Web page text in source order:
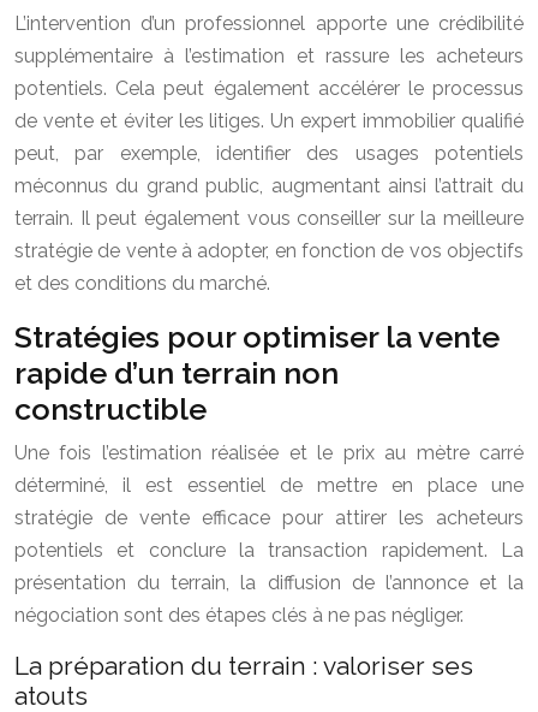
L’intervention d’un professionnel apporte une crédibilité
supplémentaire à l’estimation et rassure les acheteurs
potentiels. Cela peut également accélérer le processus
de vente et éviter les litiges. Un expert immobilier qualifié
peut, par exemple, identifier des usages potentiels
méconnus du grand public, augmentant ainsi l’attrait du
terrain. Il peut également vous conseiller sur la meilleure
stratégie de vente à adopter, en fonction de vos objectifs
et des conditions du marché.
Stratégies pour optimiser la vente
rapide d’un terrain non
constructible
Une fois l’estimation réalisée et le prix au mètre carré
déterminé, il est essentiel de mettre en place une
stratégie de vente efficace pour attirer les acheteurs
potentiels et conclure la transaction rapidement. La
présentation du terrain, la diffusion de l’annonce et la
négociation sont des étapes clés à ne pas négliger.
La préparation du terrain : valoriser ses
atouts